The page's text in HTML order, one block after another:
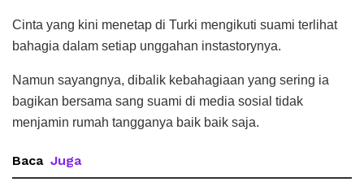
Cinta yang kini menetap di Turki mengikuti suami terlihat
bahagia dalam setiap unggahan instastorynya.
Namun sayangnya, dibalik kebahagiaan yang sering ia
bagikan bersama sang suami di media sosial tidak
menjamin rumah tangganya baik baik saja.
Baca Juga